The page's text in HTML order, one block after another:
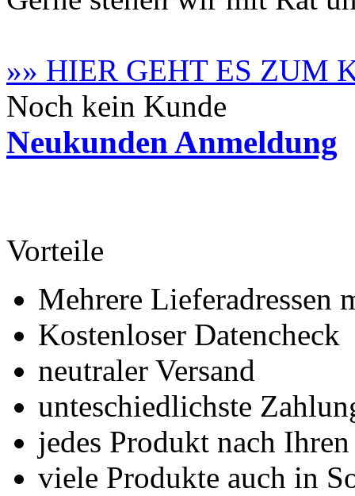
»» HIER GEHT ES ZUM
Noch kein Kunde
Neukunden Anmeldung
Vorteile
Mehrere Lieferadressen
Kostenloser Datencheck
neutraler Versand
unteschiedlichste
jedes Produkt nach
viele Produkte auch in